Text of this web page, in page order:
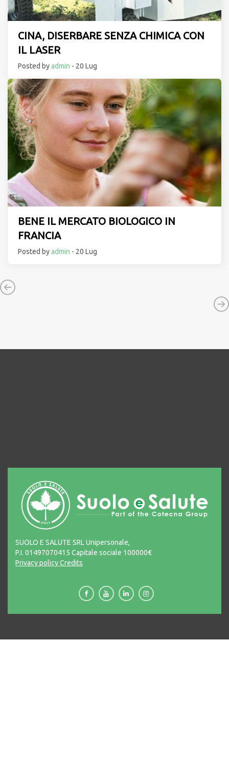
CINA, DISERBARE SENZA CHIMICA CON
IL LASER
Posted byadmin - 20 Lug
BENE IL MERCATO BIOLOGICO IN
FRANCIA
Posted byadmin - 20 Lug
SUOLO E SALUTE SRL Unipersonale,
P.I. 01497070415 Capitale sociale 100000€
Privacy policyCredits